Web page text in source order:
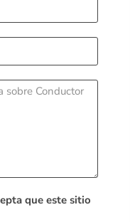
que este sitio